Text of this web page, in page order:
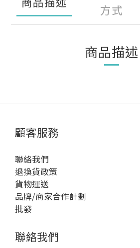
方式
商品描述
顧客服務
聯絡我們
退換貨政策
貨物運送
品牌/商家合作計劃
批發
聯絡我們